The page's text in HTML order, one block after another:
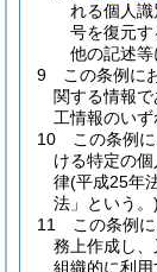
れる個人
号を復元
他の記述
9
この条例に
関する情報
工情報のいず
10
この条例
ける特定の
律(平成25年
法」という。)
11
この条例
務上作成し
組織的に利